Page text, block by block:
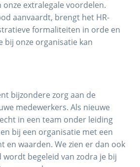
extralegale voordelen.
aanvaardt, brengt het HR-
formaliteiten in orde en
bij onze organisatie kan
bijzondere zorg aan de
medewerkers. Als nieuwe
in een team onder leiding
bij een organisatie met een
en waarden. We zien er dan ook
wordt begeleid van zodra je bij